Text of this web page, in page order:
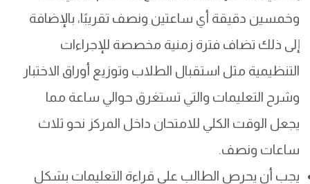
وخمسين دقيقة أي ساعتين ونصف تقريبًا، بالإضافة
إلى ذلك تضاف فترة زمنية مخصصة للإجراءات
التنظيمية مثل استقبال الطلاب وتوزيع أوراق الاختبار
وشرح التعليمات والتي تستغرق حوالي ساعة مما
يجعل الوقت الكلي للامتحان داخل المركز نحو ثلاث
ساعات ونصف.
يجب أن يحرص الطالب على قراءة التعليمات بشكل